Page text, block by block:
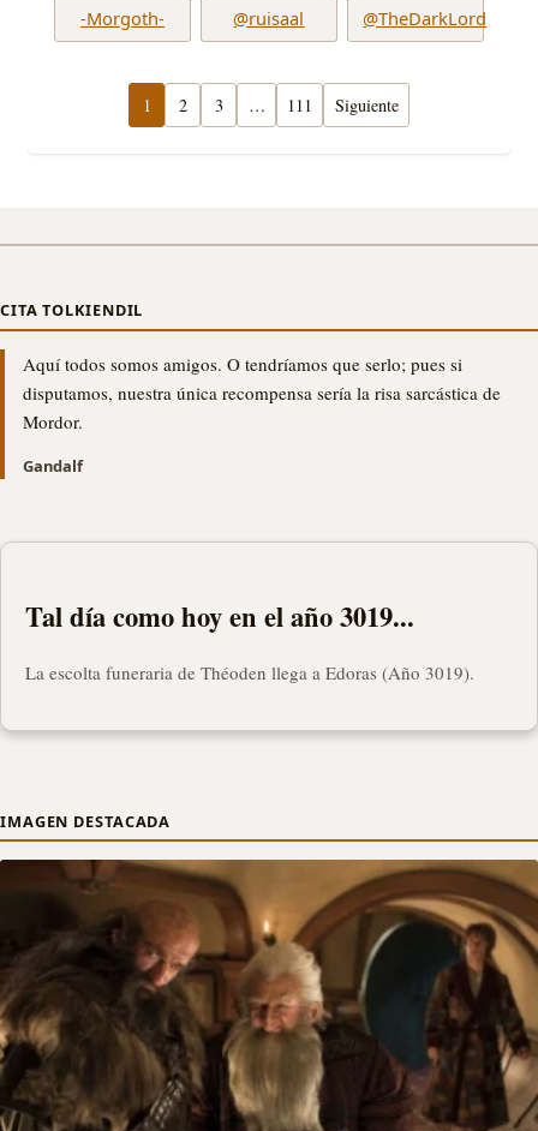
-Morgoth- @ruisaal @TheDarkLord
1 2 3 … 111 Siguiente
CITA TOLKIENDIL
Aquí todos somos amigos. O tendríamos que serlo; pues si
disputamos, nuestra única recompensa sería la risa sarcástica de
Mordor.
Gandalf
Tal día como hoy en el año 3019...
La escolta funeraria de Théoden llega a Edoras (Año 3019).
IMAGEN DESTACADA